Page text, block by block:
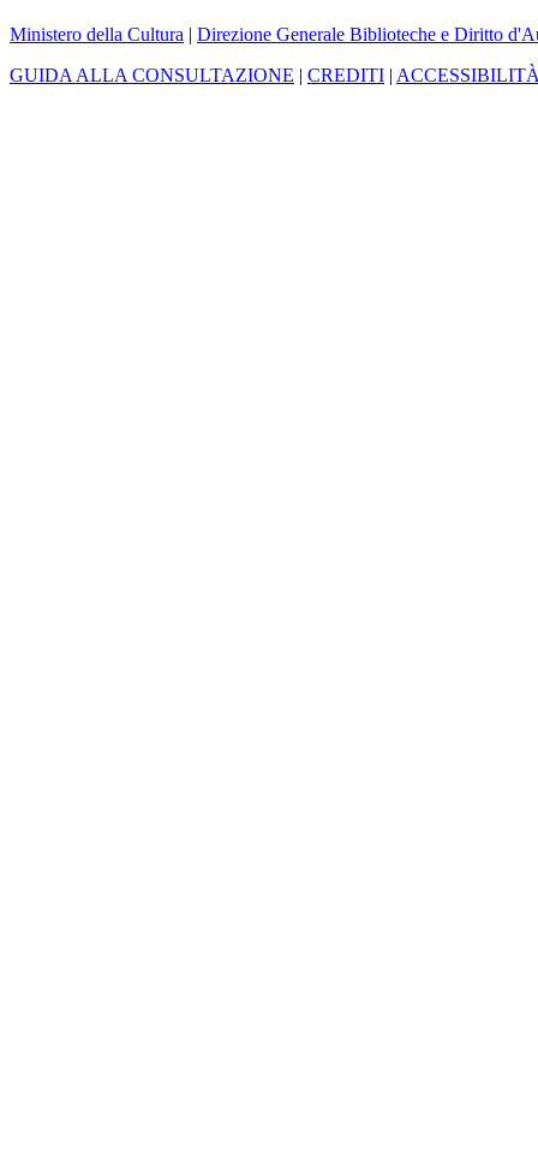
Ministero della Cultura | Direzione Generale Biblioteche e Diritto
GUIDA ALLA CONSULTAZIONE | CREDITI |